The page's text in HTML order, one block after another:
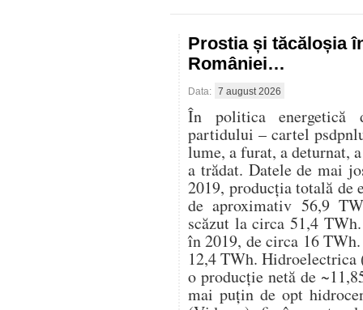
Prostia și tăcăloșia
României…
Data: 7 august 2026
În politica
partidului – cartel
lume, a furat, a deturnat,
a trădat. Datele de mai
2019, producția totală de
de aproximativ 56,9
scăzut la circa 51,4
în 2019, de circa 16
12,4 TWh.
o producție netă de
mai puțin de opt